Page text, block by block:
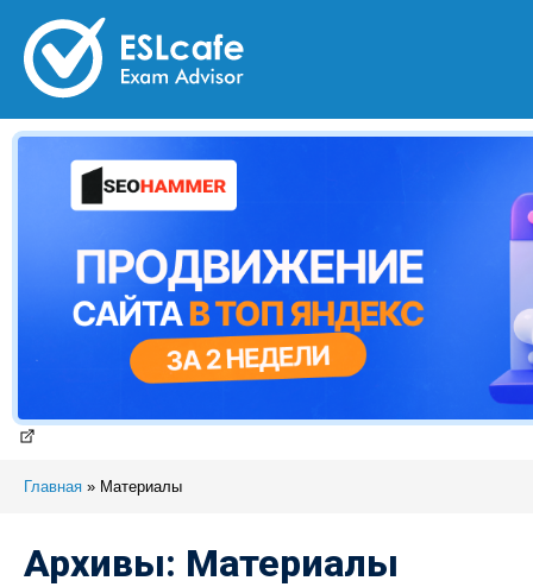
Главная » Материалы
Архивы: Материалы